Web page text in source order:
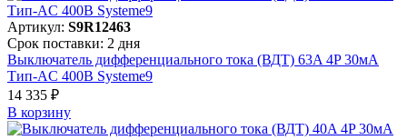
Артикул: S9R12463
Срок поставки: 2 дня
Выключатель дифференциального тока (ВДТ) 63A 4P 30мА
Тип-AC 400В Systeme9
14 335 ₽
В корзинy